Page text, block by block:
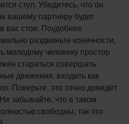
стул. Убедитесь, что он
вашему партнеру будет
вас стоя. Поудобнее
раздвиньте конечности,
молодому человеку простор
стараться совершать
движения, входить как
Поверьте, это точно доведёт
забывайте, что в таком
свободны, так что